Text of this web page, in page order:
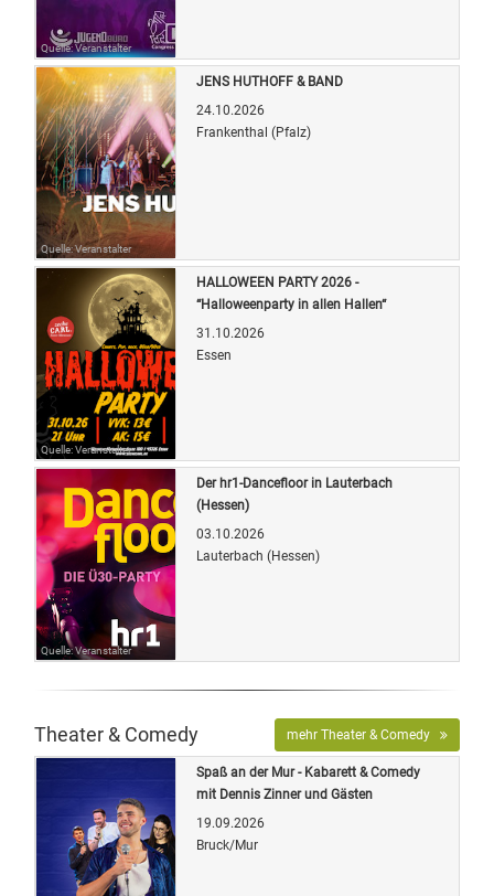
Quelle: Veranstalter
Quelle: Veranstalter
JENS HUTHOFF & BAND
24.10.2026
Frankenthal (Pfalz)
Quelle: Veranstalter
HALLOWEEN PARTY 2026 -
“Halloweenparty in allen Hallen“
31.10.2026
Essen
Quelle: Veranstalter
Der hr1-Dancefloor in Lauterbach
(Hessen)
03.10.2026
Lauterbach (Hessen)
Theater & Comedy mehr Theater & Comedy
Spaß an der Mur - Kabarett & Comedy
mit Dennis Zinner und Gästen
19.09.2026
Bruck/Mur